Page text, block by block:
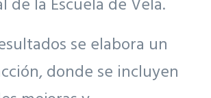
de la Escuela de Vela.
se elabora un
donde se incluyen